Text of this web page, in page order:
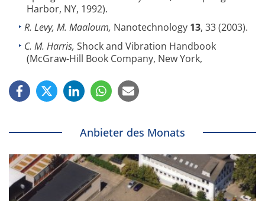
Harbor, NY, 1992).
R. Levy, M. Maaloum, Nanotechnology 13, 33 (2003).
C. M. Harris, Shock and Vibration Handbook
(McGraw-Hill Book Company, New York,
Anbieter des Monats